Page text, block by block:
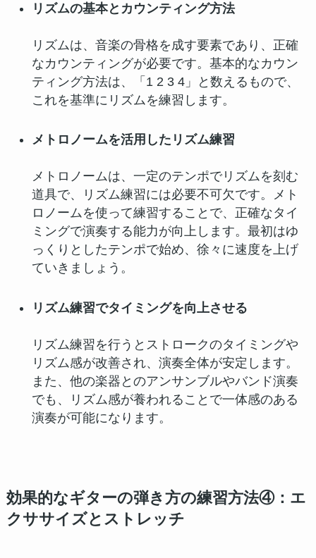
リズムの基本とカウンティング方法
リズムは、音楽の骨格を成す要素であり、正確
なカウンティングが必要です。基本的なカウン
ティング方法は、「1 2 3 4」と数えるもので、
これを基準にリズムを練習します。
メトロノームを活用したリズム練習
メトロノームは、一定のテンポでリズムを刻む
道具で、リズム練習には必要不可欠です。メト
ロノームを使って練習することで、正確なタイ
ミングで演奏する能力が向上します。最初はゆ
っくりとしたテンポで始め、徐々に速度を上げ
ていきましょう。
リズム練習でタイミングを向上させる
リズム練習を行うとストロークのタイミングや
リズム感が改善され、演奏全体が安定します。
また、他の楽器とのアンサンブルやバンド演奏
でも、リズム感が養われることで一体感のある
演奏が可能になります。
効果的なギターの弾き方の練習方法④：エ
クササイズとストレッチ